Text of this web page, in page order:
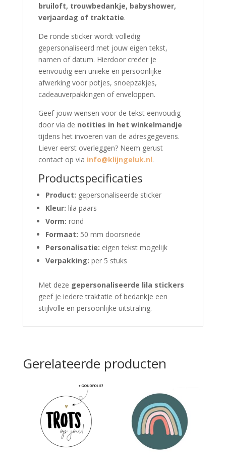
bruiloft, trouwbedankje, babyshower,
verjaardag of traktatie.
De ronde sticker wordt volledig
gepersonaliseerd met jouw eigen tekst,
namen of datum. Hierdoor creëer je
eenvoudig een unieke en persoonlijke
afwerking voor potjes, snoepzakjes,
cadeauverpakkingen of enveloppen.
Geef jouw wensen voor de tekst eenvoudig
door via de notities in het winkelmandje
tijdens het invoeren van de adresgegevens.
Liever eerst overleggen? Neem gerust
contact op via info@klijngeluk.nl.
Productspecificaties
Product: gepersonaliseerde sticker
Kleur: lila paars
Vorm: rond
Formaat: 50 mm doorsnede
Personalisatie: eigen tekst mogelijk
Verpakking: per 5 stuks
Met deze gepersonaliseerde lila stickers
geef je iedere traktatie of bedankje een
stijlvolle en persoonlijke uitstraling.
Gerelateerde producten